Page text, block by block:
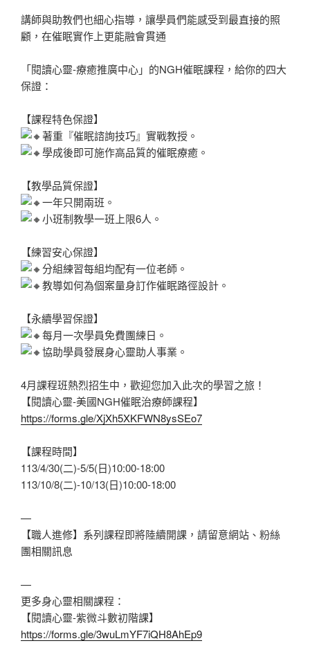
講師與助教們也細心指導，讓學員們能感受到最直接的照
顧，在催眠實作上更能融會貫通
「閱讀心靈-療癒推廣中心」的NGH催眠課程，給你的四大
保證：
【課程特色保證】
著重『催眠諮詢技巧』實戰教授。
學成後即可施作高品質的催眠療癒。
【教學品質保證】
一年只開兩班。
小班制教學一班上限6人。
【練習安心保證】
分組練習每組均配有一位老師。
教導如何為個案量身訂作催眠路徑設計。
【永續學習保證】
每月一次學員免費團練日。
協助學員發展身心靈助人事業。
4月課程班熱烈招生中，歡迎您加入此次的學習之旅！
【閱讀心靈-美國NGH催眠治療師課程】
https://forms.gle/XjXh5XKFWN8ysSEo7
【課程時間】
113/4/30(二)-5/5(日)10:00-18:00
113/10/8(二)-10/13(日)10:00-18:00
—
【職人進修】系列課程即將陸續開課，請留意網站、粉絲
團相關訊息
—
更多身心靈相關課程：
【閱讀心靈-紫微斗數初階課】
https://forms.gle/3wuLmYF7iQH8AhEp9